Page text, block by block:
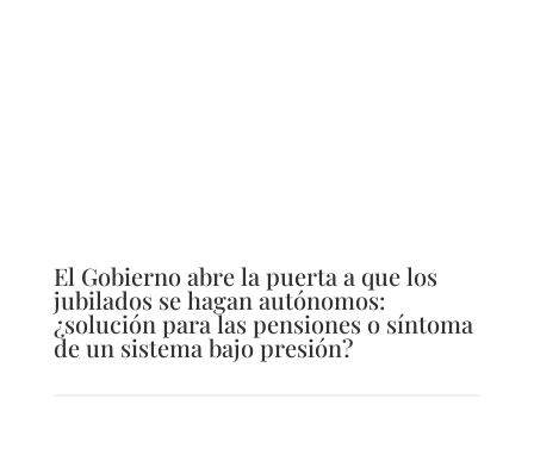
El Gobierno abre la puerta a que los
jubilados se hagan autónomos:
¿solución para las pensiones o síntoma
de un sistema bajo presión?